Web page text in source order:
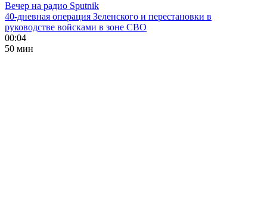
Вечер на радио Sputnik
40-дневная операция Зеленского и перестановки в
руководстве войсками в зоне СВО
00:04
50 мин